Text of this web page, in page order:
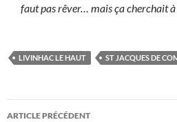
faut pas rêver… mais ça cherchait à
LIVINHAC LE HAUT ST JACQUES DE
Navigation
ARTICLE PRÉCÉDENT